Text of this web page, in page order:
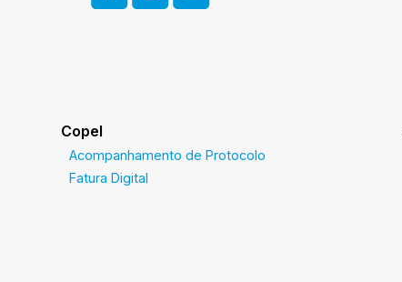
Copel
Acompanhamento de Protocolo
Fatura Digital